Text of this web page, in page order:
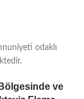
odaklı
ve